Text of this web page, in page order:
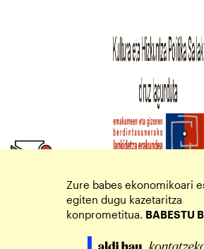
Zure babes ekonomikoari
egiten dugu kazetaritza
konprometitua. BABESTU